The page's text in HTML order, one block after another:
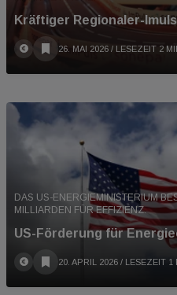
Kräftiger Regionaler-Imuls
26. MAI 2026 / LESEZEIT 2
DAS US-ENERGIEMINISTERIUM
MILLIARDEN FÜR EFFIZIENZ.
US-Förderung für
20. APRIL 2026 / LESEZEIT 1